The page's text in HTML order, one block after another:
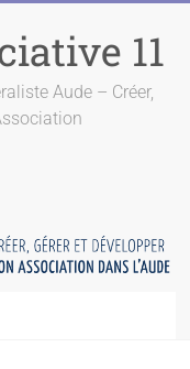
11
Aude – Créer,